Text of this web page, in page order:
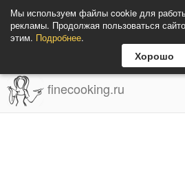
Мы используем файлы cookie для
рекламы. Продолжая пользоваться
этим. Подробнее.
Хорошо
finecooking.ru